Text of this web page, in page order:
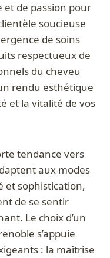
et de passion pour
soucieuse
de soins
respectueux de
du cheveu
rendu esthétique
et la vitalité de vos
tendance vers
aux modes
et sophistication,
de se sentir
Le choix d’un
s’appuie
: la maîtrise